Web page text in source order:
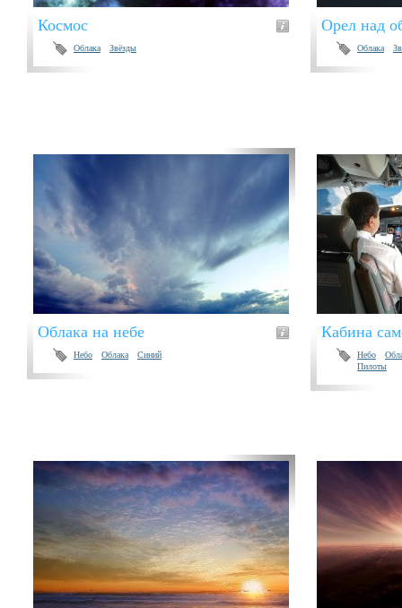
Космос
Облака Звёзды
Орел над
Облака
Облака на небе
Небо Облака Синий
Кабина
Небо
Пилоты